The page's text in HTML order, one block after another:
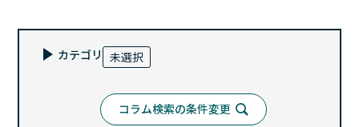
カテゴリ 未選択
コラム検索の条件変更